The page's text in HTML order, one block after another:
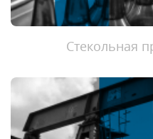
Стекольная